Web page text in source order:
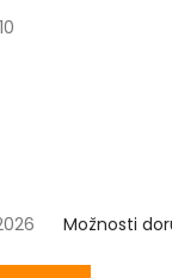
Možnosti